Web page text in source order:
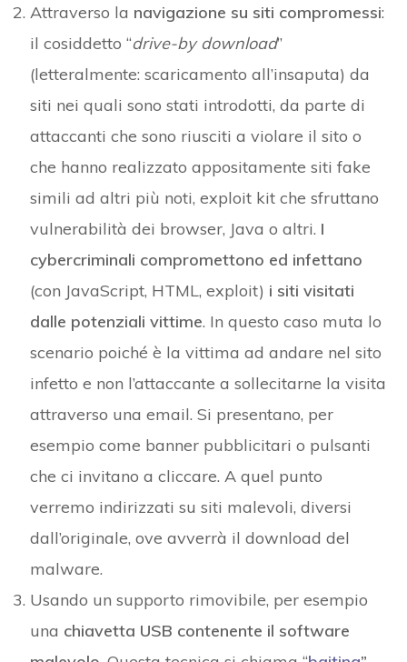
Attraverso la navigazione su siti compromessi:
il cosiddetto “drive-by download”
(letteralmente: scaricamento all’insaputa) da
siti nei quali sono stati introdotti, da parte di
attaccanti che sono riusciti a violare il sito o
che hanno realizzato appositamente siti fake
simili ad altri più noti, exploit kit che sfruttano
vulnerabilità dei browser, Java o altri. I
cybercriminali compromettono ed infettano
(con JavaScript, HTML, exploit) i siti visitati
dalle potenziali vittime. In questo caso muta lo
scenario poiché è la vittima ad andare nel sito
infetto e non l’attaccante a sollecitarne la visita
attraverso una email. Si presentano, per
esempio come banner pubblicitari o pulsanti
che ci invitano a cliccare. A quel punto
verremo indirizzati su siti malevoli, diversi
dall’originale, ove avverrà il download del
malware.
Usando un supporto rimovibile, per esempio
una chiavetta USB contenente il software